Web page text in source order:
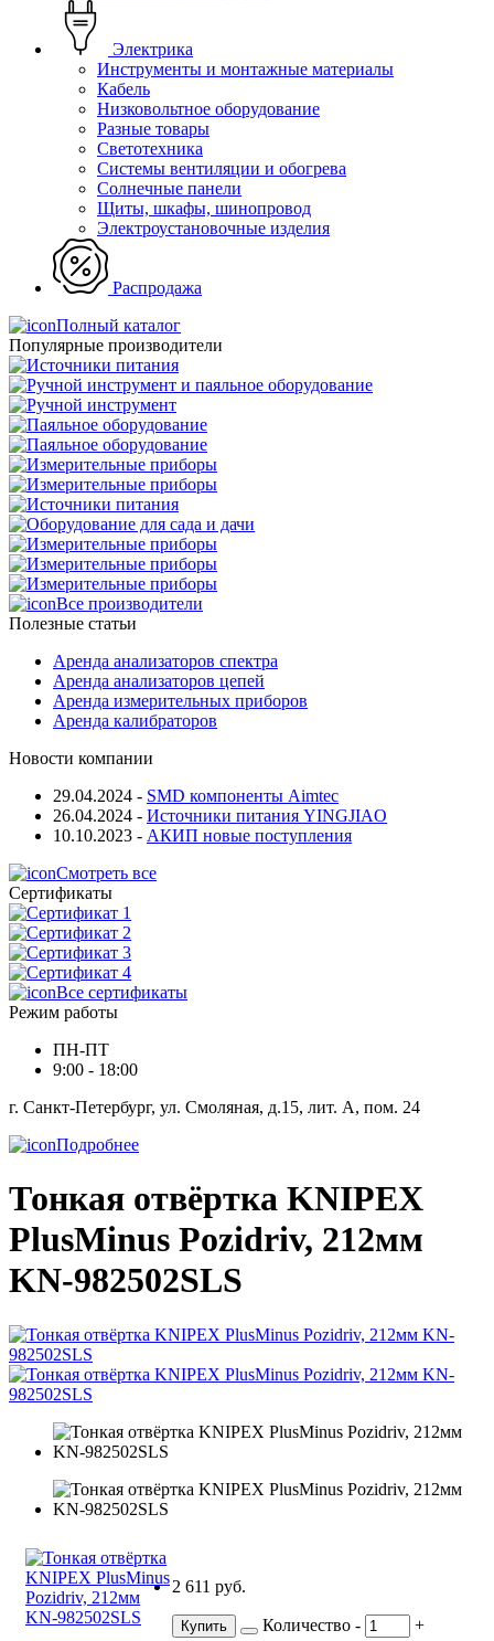
Электрика
Инструменты и монтажные материалы
Кабель
Низковольтное оборудование
Разные товары
Светотехника
Системы вентиляции и обогрева
Солнечные панели
Щиты, шкафы, шинопровод
Электроустановочные изделия
Распродажа
Полный каталог
Популярные производители
Все производители
Полезные статьи
Аренда анализаторов спектра
Аренда анализаторов цепей
Аренда измерительных приборов
Аренда калибраторов
Новости компании
29.04.2024 - SMD компоненты Aimtec
26.04.2024 - Источники питания YINGJIAO
10.10.2023 - АКИП новые поступления
Смотреть все
Сертификаты
Все сертификаты
Режим работы
ПН-ПТ
9:00 - 18:00
г. Санкт-Петербург, ул. Смоляная, д.15, лит. А, пом. 24
Подробнее
Тонкая отвёртка KNIPEX
PlusMinus Pozidriv, 212мм
KN-982502SLS
2 611 руб.
Купить Количество - +